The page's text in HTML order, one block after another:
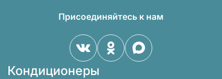
Присоединяйтесь к нам
Кондиционеры